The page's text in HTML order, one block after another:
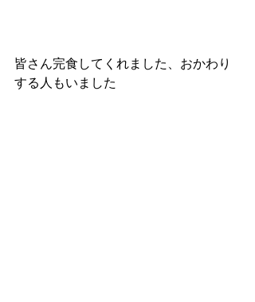
皆さん完食してくれました、おかわり
する人もいました